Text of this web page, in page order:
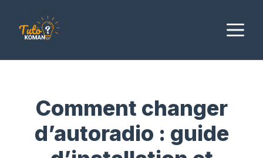
contenu
Comment changer
d’autoradio : guide